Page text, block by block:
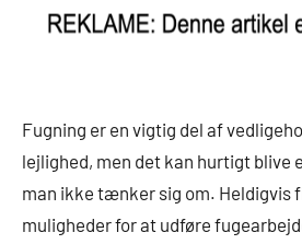
Fugning er en vigtig del af
lejlighed, men det kan hurtigt blive
man ikke tænker sig om. Heldigvis
muligheder for at udføre